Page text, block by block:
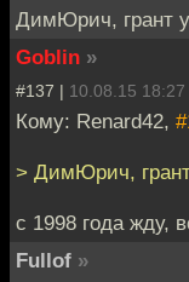
ДимЮрич, грант
Goblin »
#137 | 10.08.15 18:27
Кому: Renard42,
> ДимЮрич,
с 1998 года жду,
Fullof »